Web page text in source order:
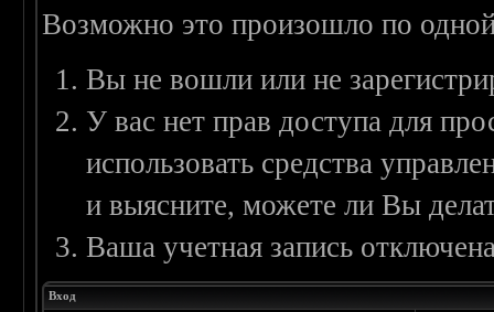
Возможно это произошло по
Вы не вошли или не
У вас нет прав доступа для
использовать средства
и выясните, можете ли Вы
Ваша учетная запись
Вход